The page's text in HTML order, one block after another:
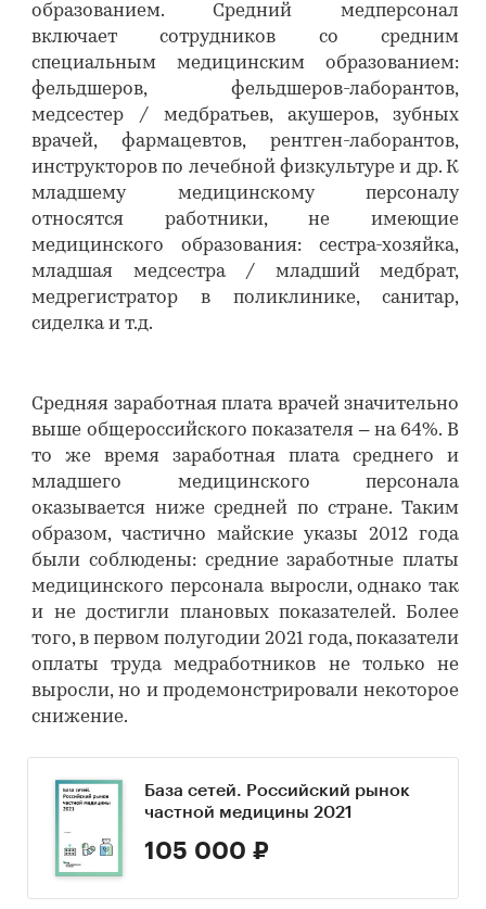
образованием. Средний медперсонал
включает сотрудников со средним
специальным медицинским образованием:
фельдшеров, фельдшеров-лаборантов,
медсестер / медбратьев, акушеров, зубных
врачей, фармацевтов, рентген-лаборантов,
инструкторов по лечебной физкультуре и др. К
младшему медицинскому персоналу
относятся работники, не имеющие
медицинского образования: сестра-хозяйка,
младшая медсестра / младший медбрат,
медрегистратор в поликлинике, санитар,
сиделка и т.д.
Средняя заработная плата врачей значительно
выше общероссийского показателя – на 64%. В
то же время заработная плата среднего и
младшего медицинского персонала
оказывается ниже средней по стране. Таким
образом, частично майские указы 2012 года
были соблюдены: средние заработные платы
медицинского персонала выросли, однако так
и не достигли плановых показателей. Более
того, в первом полугодии 2021 года, показатели
оплаты труда медработников не только не
выросли, но и продемонстрировали некоторое
снижение.
База сетей. Российский рынок
частной медицины 2021
105 000 ₽